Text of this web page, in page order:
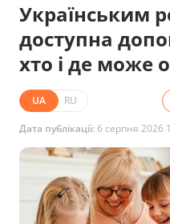
Українським
доступна
хто і де може
UA RU
Дата публікації: 6 серпня 2026